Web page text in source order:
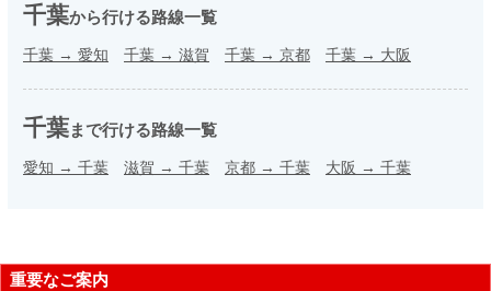
千葉から行ける路線一覧
千葉 → 愛知 千葉 → 滋賀 千葉 → 京都 千葉 → 大阪
千葉まで行ける路線一覧
愛知 → 千葉 滋賀 → 千葉 京都 → 千葉 大阪 → 千葉
重要なご案内